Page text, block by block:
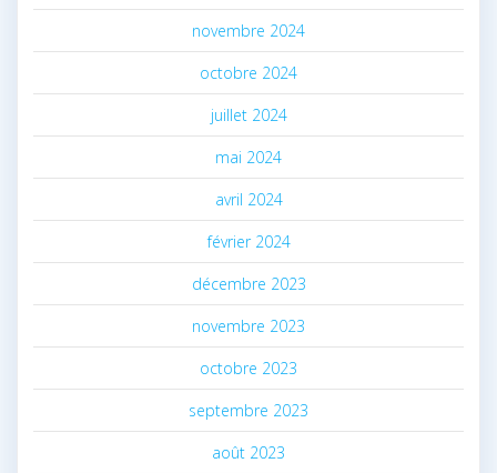
novembre 2024
octobre 2024
juillet 2024
mai 2024
avril 2024
février 2024
décembre 2023
novembre 2023
octobre 2023
septembre 2023
août 2023